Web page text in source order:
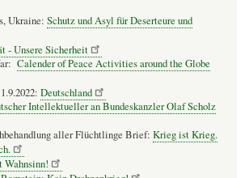
Ukraine: Schutz und Asyl für Deserteure und
- Unsere Sicherheit
Calender of Peace Activities around the Globe
Deutschland
Intellektueller an Bundeskanzler Olaf Scholz
aller Flüchtlinge Brief: Krieg ist Krieg.